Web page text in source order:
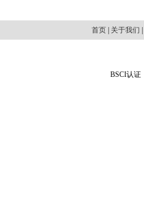
首页| 关于我们
BSCI认证